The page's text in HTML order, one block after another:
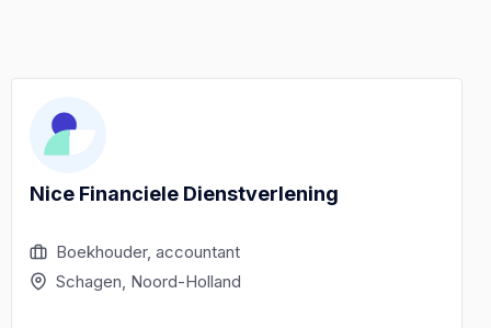
Nice Financiele Dienstverlening
Boekhouder, accountant
Schagen, Noord-Holland